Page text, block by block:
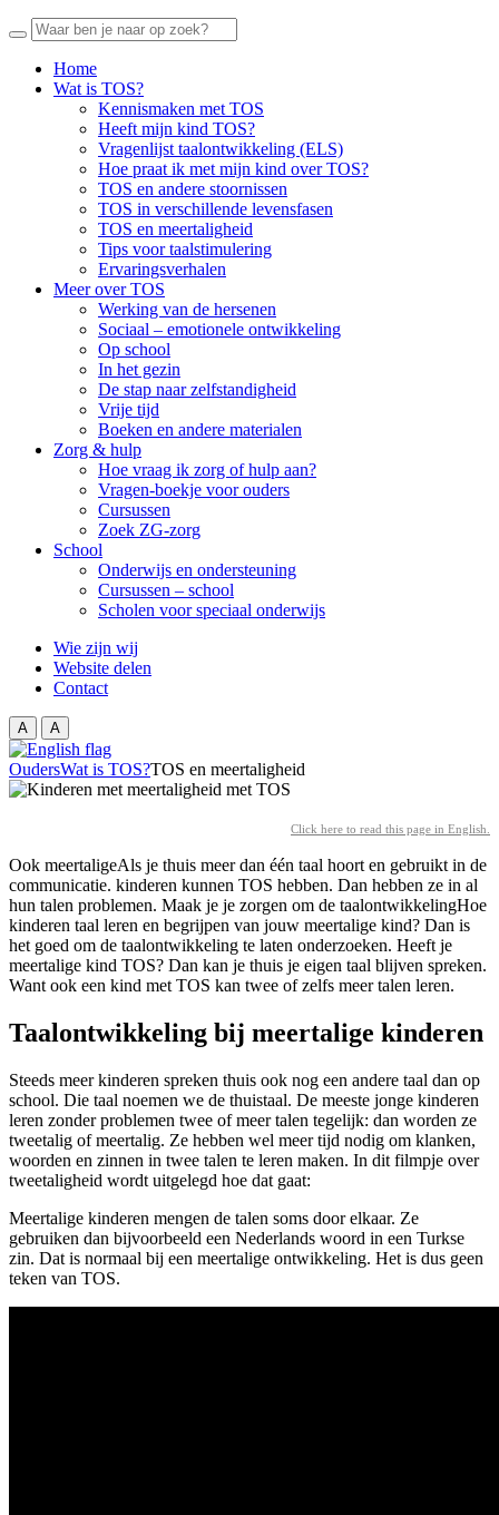
Home
Wat is TOS?
Kennismaken met TOS
Heeft mijn kind TOS?
Vragenlijst taalontwikkeling (ELS)
Hoe praat ik met mijn kind over TOS?
TOS en andere stoornissen
TOS in verschillende levensfasen
TOS en meertaligheid
Tips voor taalstimulering
Ervaringsverhalen
Meer over TOS
Werking van de hersenen
Sociaal – emotionele ontwikkeling
Op school
In het gezin
De stap naar zelfstandigheid
Vrije tijd
Boeken en andere materialen
Zorg & hulp
Hoe vraag ik zorg of hulp aan?
Vragen-boekje voor ouders
Cursussen
Zoek ZG-zorg
School
Onderwijs en ondersteuning
Cursussen – school
Scholen voor speciaal onderwijs
Wie zijn wij
Website delen
Contact
A A
OudersWat is TOS?TOS en meertaligheid
Click here to read this page in English.
Ook meertaligeAls je thuis meer dan één taal hoort en gebruikt in de
communicatie. kinderen kunnen TOS hebben. Dan hebben ze in al
hun talen problemen. Maak je je zorgen om de taalontwikkelingHoe
kinderen taal leren en begrijpen van jouw meertalige kind? Dan is
het goed om de taalontwikkeling te laten onderzoeken. Heeft je
meertalige kind TOS? Dan kan je thuis je eigen taal blijven spreken.
Want ook een kind met TOS kan twee of zelfs meer talen leren.
Taalontwikkeling bij meertalige kinderen
Steeds meer kinderen spreken thuis ook nog een andere taal dan op
school. Die taal noemen we de thuistaal. De meeste jonge kinderen
leren zonder problemen twee of meer talen tegelijk: dan worden ze
tweetalig of meertalig. Ze hebben wel meer tijd nodig om klanken,
woorden en zinnen in twee talen te leren maken. In dit filmpje over
tweetaligheid wordt uitgelegd hoe dat gaat:
Meertalige kinderen mengen de talen soms door elkaar. Ze
gebruiken dan bijvoorbeeld een Nederlands woord in een Turkse
zin. Dat is normaal bij een meertalige ontwikkeling. Het is dus geen
teken van TOS.